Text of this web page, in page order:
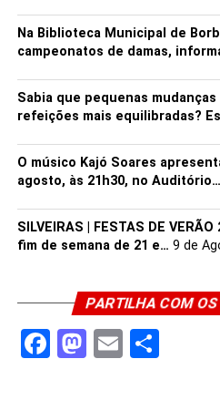
09h00– Abertura da FaaVa
11h00 – FaaVaZoológico |
12h00– É Hora de Brincar! |
– É Hora de Brincar! |
17h00– Canções d´Encantar |
Na Biblioteca Municipal de
campeonatos de damas,
Sabia que pequenas
refeições mais equilibradas?
O músico Kajó Soares
agosto, às 21h30, no Auditório…
SILVEIRAS | FESTAS DE
fim de semana de 21 e… 9 de
PARTILHA COM
Facebook
Mastodon
EmailShare